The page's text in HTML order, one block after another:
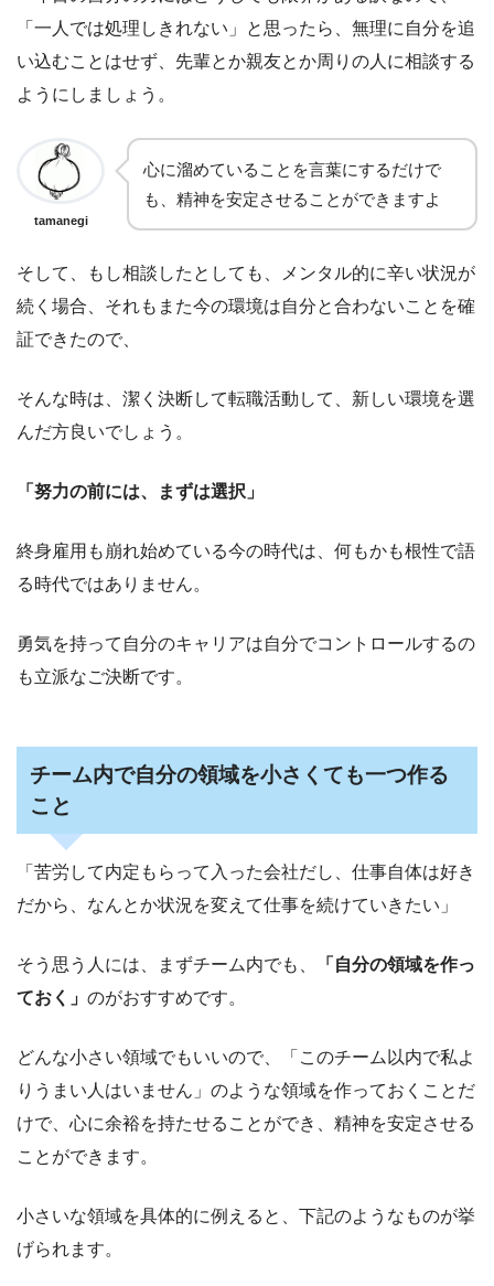
「一人では処理しきれない」と思ったら、無理に自分を追
い込むことはせず、先輩とか親友とか周りの人に相談する
ようにしましょう。
tamanegi
心に溜めていることを言葉にするだけで
も、精神を安定させることができますよ
そして、もし相談したとしても、メンタル的に辛い状況が
続く場合、それもまた今の環境は自分と合わないことを確
証できたので、
そんな時は、潔く決断して転職活動して、新しい環境を選
んだ方良いでしょう。
「努力の前には、まずは選択」
終身雇用も崩れ始めている今の時代は、何もかも根性で語
る時代ではありません。
勇気を持って自分のキャリアは自分でコントロールするの
も立派なご決断です。
チーム内で自分の領域を小さくても一つ作る
こと
「苦労して内定もらって入った会社だし、仕事自体は好き
だから、なんとか状況を変えて仕事を続けていきたい」
そう思う人には、まずチーム内でも、
「自分の領域を作っ
ておく」 のがおすすめです。
どんな小さい領域でもいいので、「このチーム以内で私よ
りうまい人はいません」のような領域を作っておくことだ
けで、心に余裕を持たせることができ、精神を安定させる
ことができます。
小さいな領域を具体的に例えると、下記のようなものが挙
げられます。